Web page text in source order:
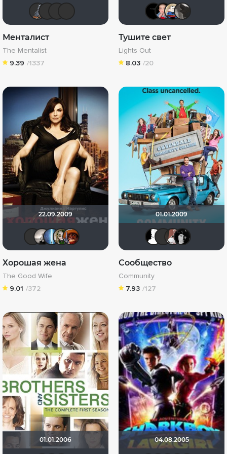
LouisDeFunes
IenKazami
Менталист
The Mentalist
9.39 /1337
Тушите свет
Lights Out
8.03 /20
22.09.2009
IenKazami
Хорошая жена
The Good Wife
9.01 /372
01.01.2009
Сообщество
Community
7.93 /127
01.01.2006 04.08.2005